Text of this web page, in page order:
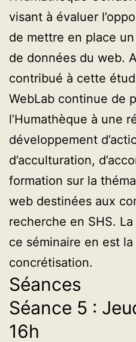
visant à évaluer
de mettre en place
de données du web.
contribué à cette
WebLab continue de
l’Humathèque à une
développement
d’acculturation,
formation sur la
web destinées aux
recherche en SHS.
ce séminaire en est
concrétisation.
Séances
Séance 5 :
16h